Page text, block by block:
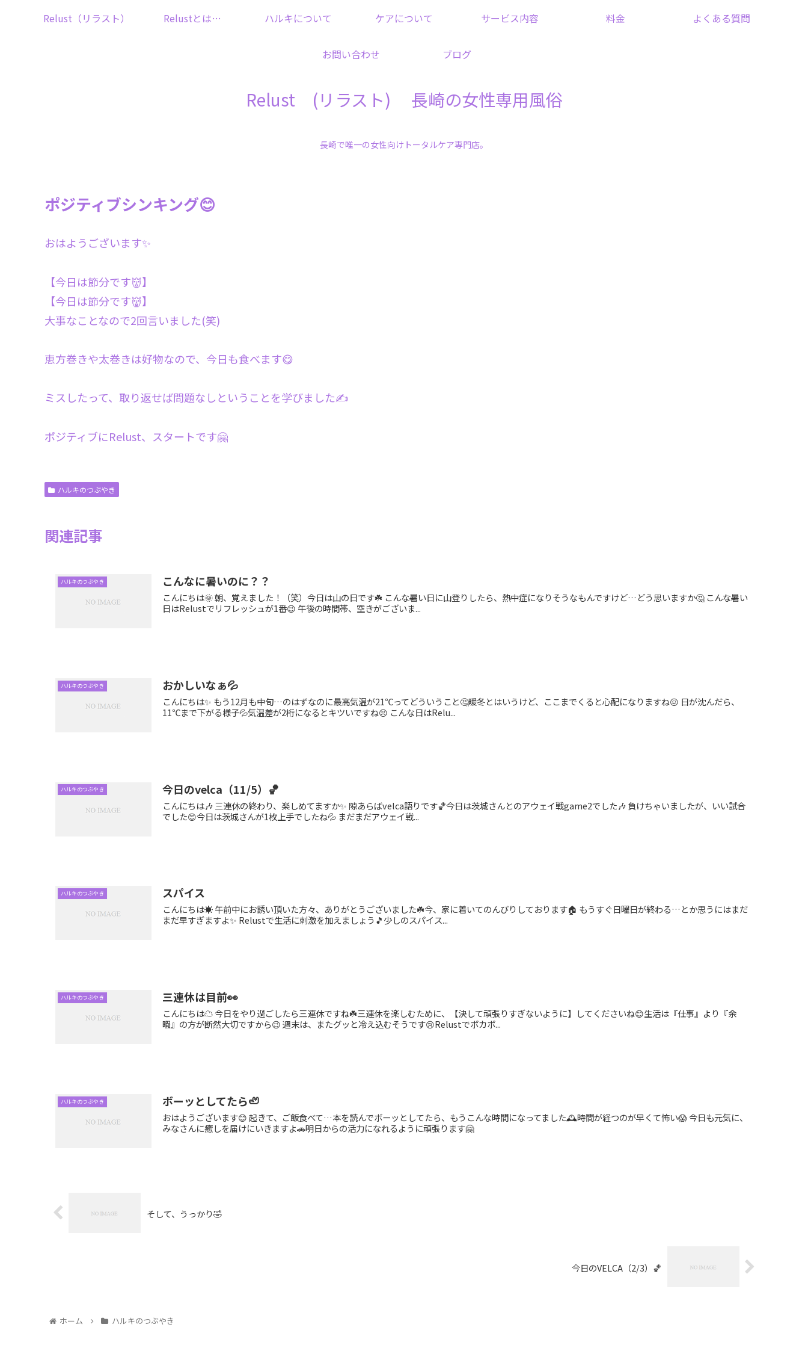
Relust (リラスト) 長崎の女性専用風俗
長崎で唯一の女性向けトータルケア専門店。
Relust（リラスト） Relustとは… ハルキについて ケアについて サービス内容 料金 よくある質問
お問い合わせ ブログ
ポジティブシンキング😊
おはようございます✨
【今日は節分です👹】
【今日は節分です👹】
大事なことなので2回言いました(笑)
恵方巻きや太巻きは好物なので、今日も食べます😋
ミスしたって、取り返せば問題なしということを学びました✍️
ポジティブにRelust、スタートです🤗
ハルキのつぶやき
関連記事
ハルキのつぶやき こんなに暑いのに？？
こんにちは🌞 朝、覚えました！（笑）今日は山の日です☘️ こんな暑い日に山登りしたら、熱中症になりそうなもんですけど…どう思いますか🤔 こんな暑い
日はRelustでリフレッシュが1番😉 午後の時間帯、空きがございま...
ハルキのつぶやき おかしいなぁ💦
こんにちは✨ もう12月も中旬…のはずなのに最高気温が21℃ってどういうこと🤔暖冬とはいうけど、ここまでくると心配になりますね😖 日が沈んだら、
11℃まで下がる様子💦気温差が2桁になるとキツいですね😣 こんな日はRelu...
ハルキのつぶやき 今日のvelca（11/5）🏀
こんにちは🎶 三連休の終わり、楽しめてますか✨ 隙あらばvelca語りです🏀今日は茨城さんとのアウェイ戦game2でした🎶 負けちゃいましたが、いい試合
でした😊今日は茨城さんが1枚上手でしたね💦 まだまだアウェイ戦...
ハルキのつぶやき スパイス
こんにちは☀️ 午前中にお誘い頂いた方々、ありがとうございました☘️今、家に着いてのんびりしております🏠 もうすぐ日曜日が終わる…とか思うにはまだ
まだ早すぎますよ✨ Relustで生活に刺激を加えましょう🎵少しのスパイス...
ハルキのつぶやき 三連休は目前👀
こんにちは☁ 今日をやり過ごしたら三連休ですね☘️三連休を楽しむために、【決して頑張りすぎないように】してくださいね😊生活は『仕事』より『余
暇』の方が断然大切ですから😉 週末は、またグッと冷え込むそうです😢Relustでポカポ...
ハルキのつぶやき ボーッとしてたら🦥
おはようございます😊 起きて、ご飯食べて…本を読んでボーッとしてたら、もうこんな時間になってました🕰時間が経つのが早くて怖い😱 今日も元気に、
みなさんに癒しを届けにいきますよ🚗明日からの活力になれるように頑張ります🤗
そして、うっかり🤣
今日のVELCA（2/3）🏀
ホーム ハルキのつぶやき